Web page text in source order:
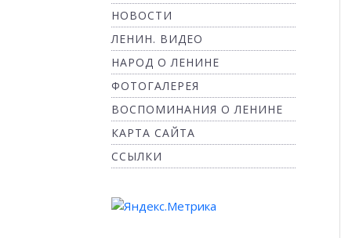
НОВОСТИ
ЛЕНИН. ВИДЕО
НАРОД О ЛЕНИНЕ
ФОТОГАЛЕРЕЯ
ВОСПОМИНАНИЯ О ЛЕНИНЕ
КАРТА САЙТА
ССЫЛКИ